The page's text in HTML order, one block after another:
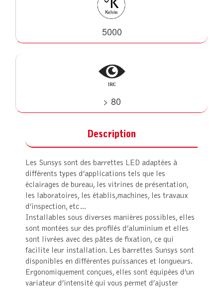
5000
> 80
Description
Les Sunsys sont des barrettes LED adaptées à
différents types d’applications tels que les
éclairages de bureau, les vitrines de présentation,
les laboratoires, les établis,machines, les travaux
d’inspection, etc…
Installables sous diverses manières possibles, elles
sont montées sur des profilés d’aluminium et elles
sont livrées avec des pâtes de fixation, ce qui
facilite leur installation. Les barrettes Sunsys sont
disponibles en différentes puissances et longueurs.
Ergonomiquement conçues, elles sont équipées d’un
variateur d’intensité qui vous permet d’ajuster